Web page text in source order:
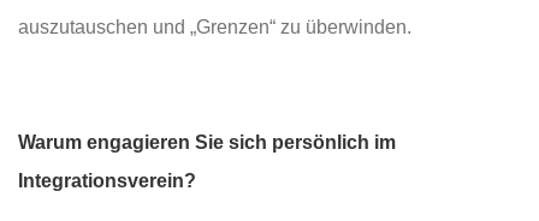
auszutauschen und „Grenzen“ zu überwinden.
Warum engagieren Sie sich persönlich im
Integrationsverein?